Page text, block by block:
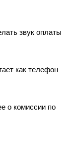
звук оплаты
как телефон
о комиссии по